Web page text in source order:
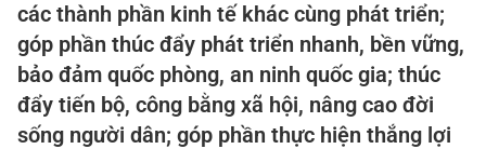
các thành phần kinh tế khác cùng phát triển;
góp phần thúc đẩy phát triển nhanh, bền vững,
bảo đảm quốc phòng, an ninh quốc gia; thúc
đẩy tiến bộ, công bằng xã hội, nâng cao đời
sống người dân; góp phần thực hiện thắng lợi